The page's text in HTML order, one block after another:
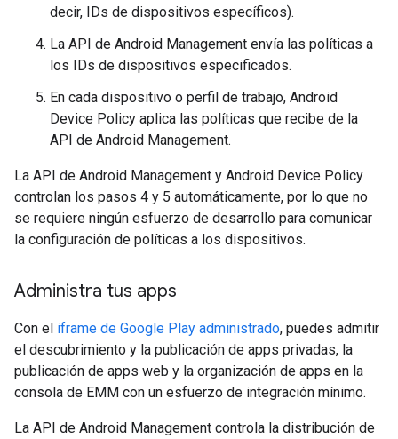
decir, IDs de dispositivos específicos).
La API de Android Management envía las políticas a
los IDs de dispositivos especificados.
En cada dispositivo o perfil de trabajo, Android
Device Policy aplica las políticas que recibe de la
API de Android Management.
La API de Android Management y Android Device Policy
controlan los pasos 4 y 5 automáticamente, por lo que no
se requiere ningún esfuerzo de desarrollo para comunicar
la configuración de políticas a los dispositivos.
Administra tus apps
Con el iframe de Google Play administrado, puedes admitir
el descubrimiento y la publicación de apps privadas, la
publicación de apps web y la organización de apps en la
consola de EMM con un esfuerzo de integración mínimo.
La API de Android Management controla la distribución de